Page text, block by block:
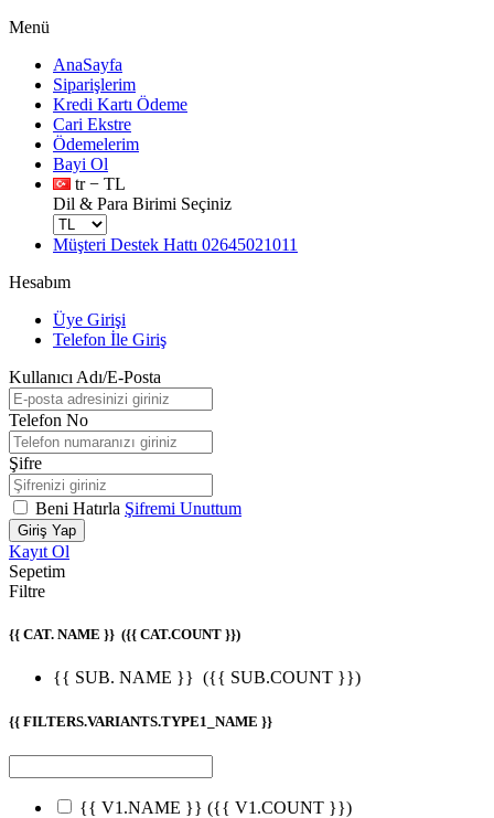
Menü
AnaSayfa
Siparişlerim
Kredi Kartı Ödeme
Cari Ekstre
Ödemelerim
Bayi Ol
tr − TL
Dil & Para Birimi Seçiniz
Müşteri Destek Hattı 02645021011
Hesabım
Üye Girişi
Telefon İle Giriş
Kullanıcı Adı/E-Posta
Telefon No
Şifre
Beni Hatırla Şifremi Unuttum
Giriş Yap
Kayıt Ol
Sepetim
Filtre
{{ CAT. NAME }} ({{ CAT.COUNT }})
{{ SUB. NAME }} ({{ SUB.COUNT }})
{{ FILTERS.VARIANTS.TYPE1_NAME }}
{{ V1.NAME }} ({{ V1.COUNT }})